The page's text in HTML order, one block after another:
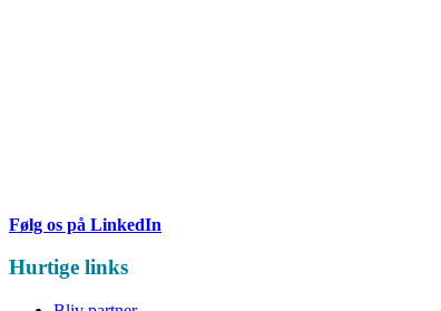
Følg os på LinkedIn
Hurtige links